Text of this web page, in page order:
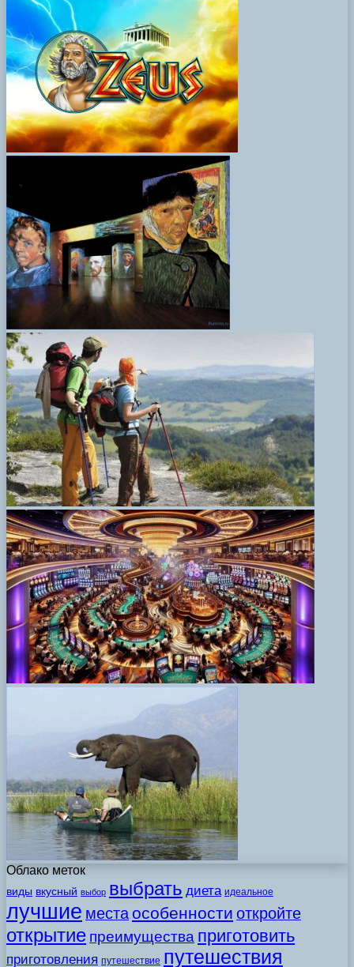
Облако меток
виды вкусный выбор выбрать диета идеальное
лучшие места особенности откройте
открытие преимущества приготовить
приготовления путешествие путешествия